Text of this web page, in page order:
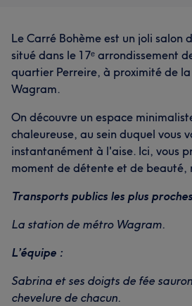
Le Carré Bohème est un joli salon
situé dans le 17ᵉ arrondissement
quartier Perreire, à proximité de
Wagram.
On découvre un espace
chaleureuse, au sein duquel vous
instantanément à l'aise. Ici, vous
moment de détente et de beauté,
Transports publics les plus
La station de métro Wagram.
L’équipe :
Sabrina et ses doigts de fée
chevelure de chacun.